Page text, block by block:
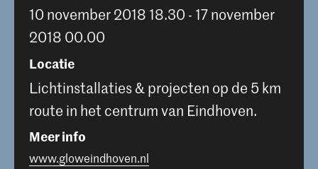
10 november 2018 18.30 - 17 november
2018 00.00
Locatie
Lichtinstallaties & projecten op de 5 km
route in het centrum van Eindhoven.
Meer info
www.gloweindhoven.nl